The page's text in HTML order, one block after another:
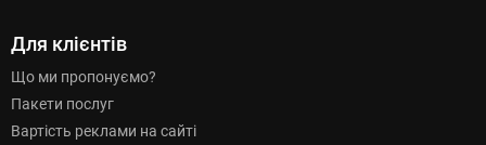
Для клієнтів
Що ми пропонуємо?
Пакети послуг
Вартість реклами на сайті